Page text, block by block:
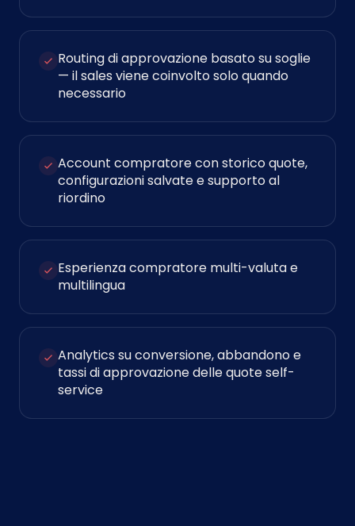
Routing di approvazione basato su soglie
— il sales viene coinvolto solo quando
necessario
Account compratore con storico quote,
configurazioni salvate e supporto al
riordino
Esperienza compratore multi-valuta e
multilingua
Analytics su conversione, abbandono e
tassi di approvazione delle quote self-
service